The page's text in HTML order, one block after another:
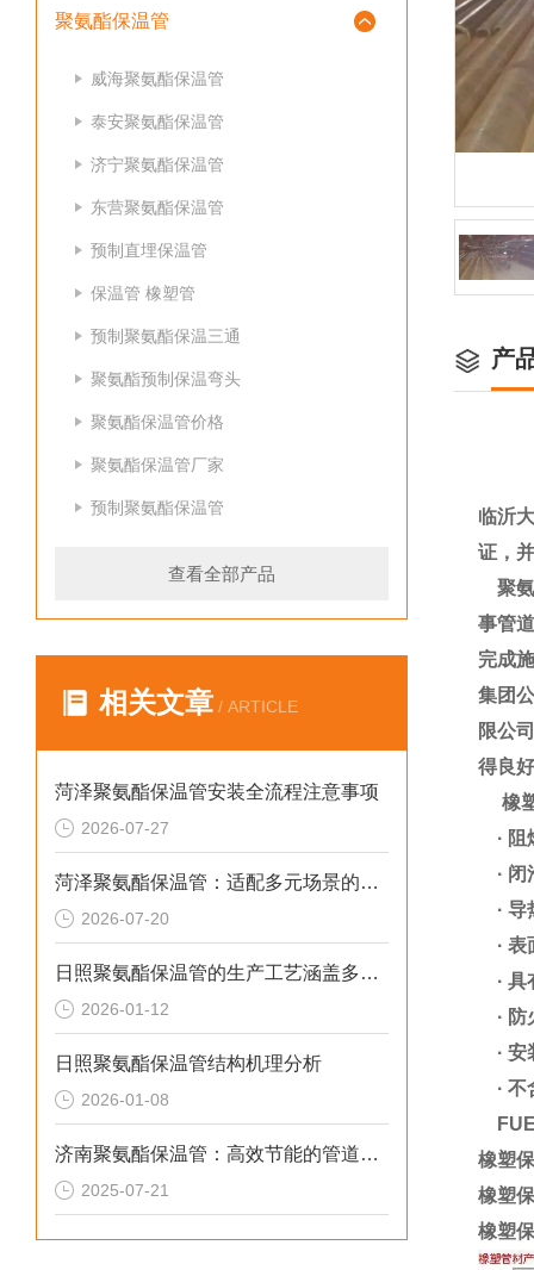
聚氨酯保温管
威海聚氨酯保温管
泰安聚氨酯保温管
济宁聚氨酯保温管
东营聚氨酯保温管
预制直埋保温管
保温管 橡塑管
预制聚氨酯保温三通
聚氨酯预制保温弯头
聚氨酯保温管价格
聚氨酯保温管厂家
预制聚氨酯保温管
查看全部产品
相关文章 / ARTICLE
菏泽聚氨酯保温管安装全流程注意事项
2026-07-27
菏泽聚氨酯保温管：适配多元场景的高效保温输送材料
2026-07-20
日照聚氨酯保温管的生产工艺涵盖多个环节
2026-01-12
日照聚氨酯保温管结构机理分析
2026-01-08
济南聚氨酯保温管：高效节能的管道保温材料
2025-07-21
产
临沂
证，
聚氨
事管
完成
集团
限公
得良
橡塑
· 阻
· 闭
· 导
· 表
· 具
· 防
· 安
· 不
橡塑
橡塑
橡塑